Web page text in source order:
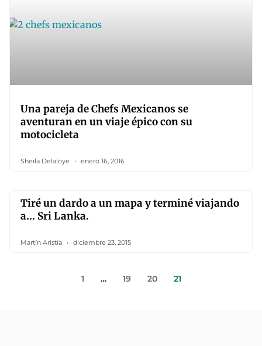
Una pareja de Chefs Mexicanos se
aventuran en un viaje épico con su
motocicleta
Sheila Delaloye enero 16, 2016
Tiré un dardo a un mapa y terminé viajando
a… Sri Lanka.
Martín Aristía diciembre 23, 2015
1 … 19 20 21